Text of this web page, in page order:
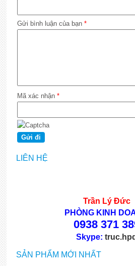
Gửi bình luận của bạn *
Mã xác nhận *
LIÊN HỆ
Trần Lý Đức
PHÒNG KINH
0938 371
Skype:
SẢN PHẨM MỚI NHẤT